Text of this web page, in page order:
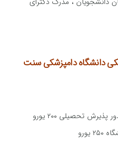
دانشگاه دامپزشکی سنت
تحصیلی ۲۰۰ یورو